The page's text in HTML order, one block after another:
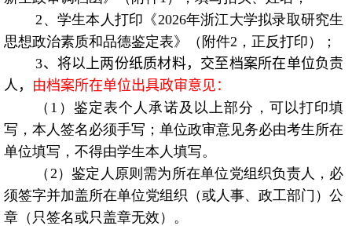
2 、学生本人打印《2026年浙江大学拟录取研究生
思想政治素质和品德鉴定表》（附件2 ，正反打印）；
3、将以上两份纸质材料，交至档案所在单位负责
人， 由档案所在单位出具政审意见：
（ 1 ）鉴定表个人承诺及以上部分，可以打印填
写，本人签名必须手写；单位政审意见务必由考生所在
单位填写，不得由学生本人填写。
（ 2 ）鉴定人原则需为所在单位党组织负责人，必
须签字并加盖所在单位党组织（或人事、政工部门）公
章（只签名或只盖章无效）。